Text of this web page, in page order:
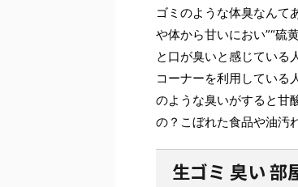
ゴミのような体臭なんて
や体から甘いにおい”“硫
と口が臭いと感じている
コーナーを利用している
のような臭いがすると甘
の？こぼれた食品や油汚
生ゴミ 臭い 部